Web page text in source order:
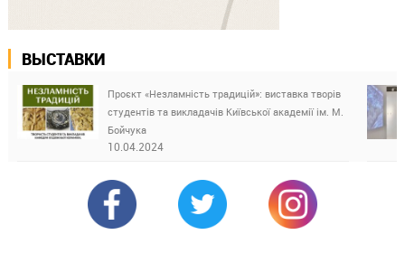
ВЫСТАВКИ
Проєкт «Незламність традицій»: виставка творів
студентів та викладачів Київської академії ім. М.
Бойчука
10.04.2024